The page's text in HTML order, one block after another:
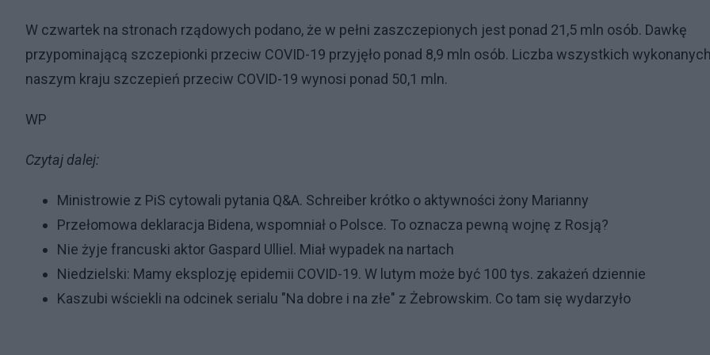
W czwartek na stronach rządowych podano, że w pełni zaszczepionych jest ponad 21,5 mln osób. Dawkę
przypominającą szczepionki przeciw COVID-19 przyjęło ponad 8,9 mln osób. Liczba wszystkich
naszym kraju szczepień przeciw COVID-19 wynosi ponad 50,1 mln.
WP
Czytaj dalej:
Ministrowie z PiS cytowali pytania Q&A. Schreiber krótko o aktywności żony Marianny
Przełomowa deklaracja Bidena, wspomniał o Polsce. To oznacza pewną wojnę z Rosją?
Nie żyje francuski aktor Gaspard Ulliel. Miał wypadek na nartach
Niedzielski: Mamy eksplozję epidemii COVID-19. W lutym może być 100 tys. zakażeń dziennie
Kaszubi wściekli na odcinek serialu "Na dobre i na złe" z Żebrowskim. Co tam się wydarzyło